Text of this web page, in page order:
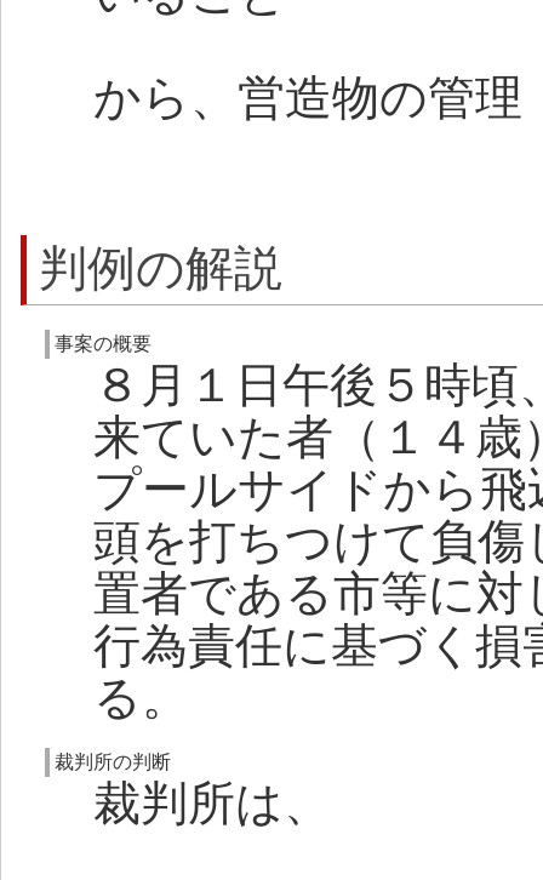
から、営造物の管
判例の解説
事案の概要
８月１日午後５時
来ていた者（１４
プールサイドから
頭を打ちつけて負
置者である市等に対
行為責任に基づく損
る。
裁判所の判断
裁判所は、